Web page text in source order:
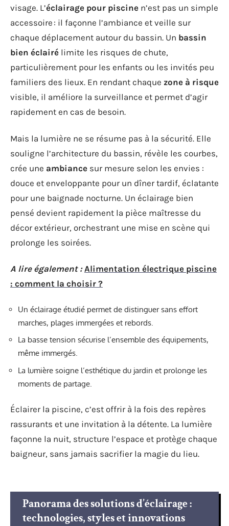
visage. L’éclairage pour piscine n’est pas un simple
accessoire : il façonne l’ambiance et veille sur
chaque déplacement autour du bassin. Un bassin
bien éclairé limite les risques de chute,
particulièrement pour les enfants ou les invités peu
familiers des lieux. En rendant chaque zone à risque
visible, il améliore la surveillance et permet d’agir
rapidement en cas de besoin.
Mais la lumière ne se résume pas à la sécurité. Elle
souligne l’architecture du bassin, révèle les courbes,
crée une ambiance sur mesure selon les envies :
douce et enveloppante pour un dîner tardif, éclatante
pour une baignade nocturne. Un éclairage bien
pensé devient rapidement la pièce maîtresse du
décor extérieur, orchestrant une mise en scène qui
prolonge les soirées.
A lire également : Alimentation électrique piscine
: comment la choisir ?
Un éclairage étudié permet de distinguer sans effort
marches, plages immergées et rebords.
La basse tension sécurise l’ensemble des équipements,
même immergés.
La lumière soigne l’esthétique du jardin et prolonge les
moments de partage.
Éclairer la piscine, c’est offrir à la fois des repères
rassurants et une invitation à la détente. La lumière
façonne la nuit, structure l’espace et protège chaque
baigneur, sans jamais sacrifier la magie du lieu.
Panorama des solutions d’éclairage :
technologies, styles et innovations